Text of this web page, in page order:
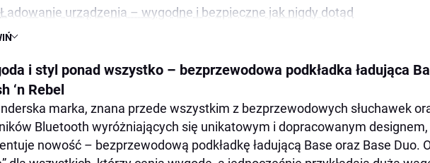
Ładowanie urządzenia – wygodne i bezpieczne jak nigdy dotąd
Bo liczy się wygląd
DZIAŁAJ ODWAŻNIE, NIE ZWYCZAJNIE
IDEALNY NA ZABAWĘ PRZY BASENIE
PODKRĘĆ GŁOSNOŚĆ
MUSISZ TAŃCZYĆ
i styl ponad wszystko – bezprzewodowa podkładka ładująca
‘n Rebel
marka, znana przede wszystkim z bezprzewodowych słuchawek
Bluetooth wyróżniających się unikatowym i dopracowanym designem,
nowość – bezprzewodową podkładkę ładującą Base oraz Base Duo.